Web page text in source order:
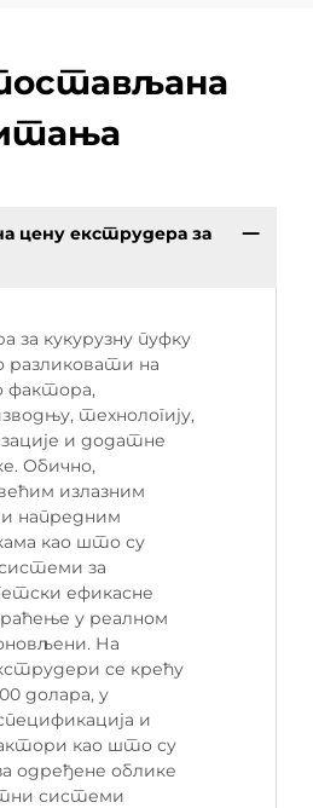
цену екструдера за
за кукурузну пуфку
разликовати на
фактора,
технологију,
и додатне
Обично,
излазним
напредним
као што су
за
ефикасне
у реалном
На
се крећу
долара, у
и
као што су
одређене облике
системи